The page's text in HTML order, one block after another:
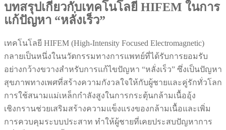
บทสรุปเกี่ยวกับเทคโนโลยี HIFEM ในการ
แก้ปัญหา “หลั่งเร็ว”
เทคโนโลยี HIFEM (High-Intensity Focused Electromagnetic)
กลายเป็นหนึ่งในนวัตกรรมทางการแพทย์ที่ได้รับการยอมรับ
อย่างกว้างขวางสำหรับการแก้ไขปัญหา “หลั่งเร็ว” ซึ่งเป็นปัญหา
สุขภาพทางเพศที่สร้างความกังวลใจให้กับผู้ชายและคู่รักทั่วโลก
การใช้สนามแม่เหล็กกำลังสูงในการกระตุ้นกล้ามเนื้ออุ้ง
เชิงกรานช่วยเสริมสร้างความแข็งแรงของกล้ามเนื้อและเพิ่ม
การควบคุมระบบประสาท ทำให้ผู้ชายที่เคยประสบปัญหาการ